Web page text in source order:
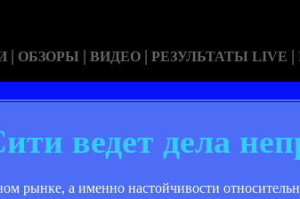
| ОБЗОРЫ | ВИДЕО | РЕЗУЛЬТАТЫ LIVE |
ведет дела
рынке, а именно настойчивости